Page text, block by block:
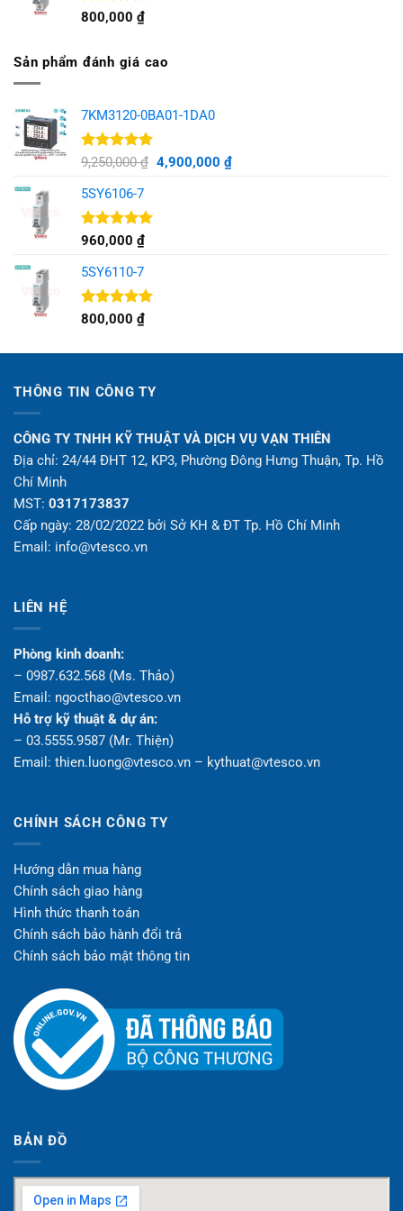
Được xếp
800,000 ₫
Sản phẩm đánh giá cao
7KM3120-0BA01-1DA0
Được xếp
5 sao
9,250,000₫ Giá
4,900,000 ₫Giá
5SY6106-7
Được xếp
5 sao
960,000 ₫
5SY6110-7
Được xếp
800,000 ₫
THÔNG TIN CÔNG TY
CÔNG TY TNHH KỸ THUẬT VÀ DỊCH VỤ VẠN THIÊN
Địa chỉ: 24/44 ĐHT 12, KP3, Phường Đông Hưng Thuận, Tp. Hồ
Chí Minh
MST: 0317173837
Cấp ngày: 28/02/2022 bởi Sở KH & ĐT Tp. Hồ Chí Minh
Email: info@vtesco.vn
LIÊN HỆ
Phòng kinh doanh:
– 0987.632.568 (Ms. Thảo)
Email: ngocthao@vtesco.vn
Hỗ trợ kỹ thuật & dự án:
– 03.5555.9587 (Mr. Thiện)
Email: thien.luong@vtesco.vn – kythuat@vtesco.vn
CHÍNH SÁCH CÔNG TY
Hướng dẫn mua hàng
Chính sách giao hàng
Hình thức thanh toán
Chính sách bảo hành đổi trả
Chính sách bảo mật thông tin
BẢN ĐỒ